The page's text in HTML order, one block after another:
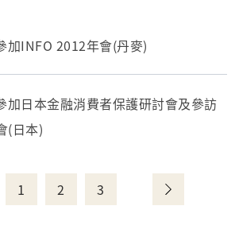
加INFO 2012年會(丹麥)
加日本金融消費者保護研討會及參訪
(日本)
1 2 3